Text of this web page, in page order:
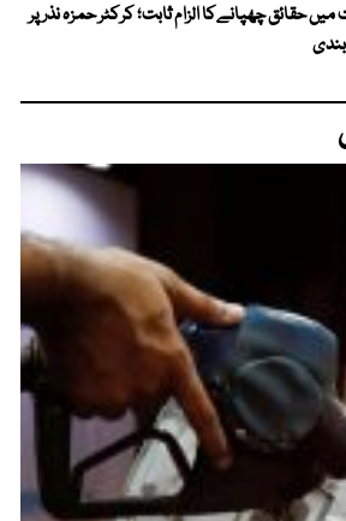
میں حقائق چھپانےکا الزام ثابت؛ کرکٹر حمزہ نذر پر